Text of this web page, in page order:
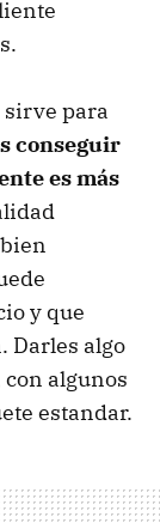
sirve para
conseguir
es más
y que
Darles algo
algunos
estandar.